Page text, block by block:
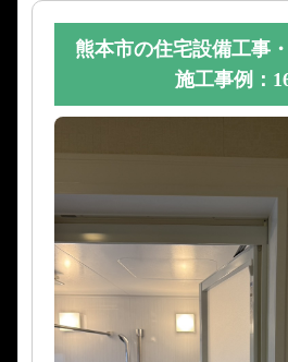
熊本市の住宅設備工事
施工事例：